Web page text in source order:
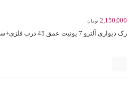
2,150,000 تومان
رک دیواری آلترو 7 یونیت عمق 45 درب فلزی+سینی+پاور Altro AS745123